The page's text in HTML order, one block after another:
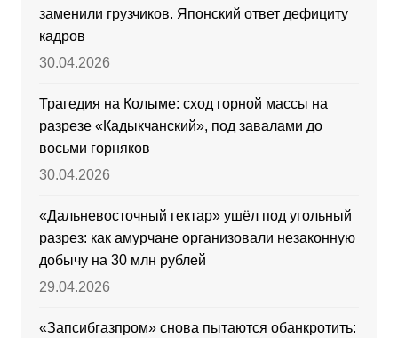
заменили грузчиков. Японский ответ дефициту
кадров
30.04.2026
Трагедия на Колыме: сход горной массы на
разрезе «Кадыкчанский», под завалами до
восьми горняков
30.04.2026
«Дальневосточный гектар» ушёл под угольный
разрез: как амурчане организовали незаконную
добычу на 30 млн рублей
29.04.2026
«Запсибгазпром» снова пытаются обанкротить: